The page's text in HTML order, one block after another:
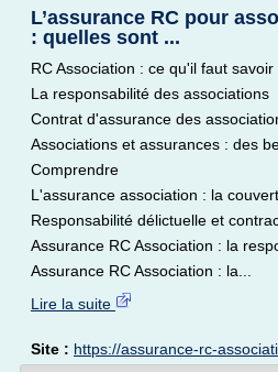
L’assurance RC pour
: quelles sont ...
RC Association : ce qu'il faut savoir
La responsabilité des associations
Contrat d'assurance des
Associations et assurances : des
Comprendre
L'assurance association : la
Responsabilité délictuelle et
Assurance RC Association : la
Assurance RC Association : la...
Lire la suite
Site : https://assurance-rc-